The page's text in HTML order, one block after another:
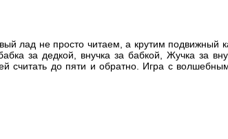
лад не просто читаем, а крутим подвижный
за дедкой, внучка за бабкой, Жучка за
считать до пяти и обратно. Игра с